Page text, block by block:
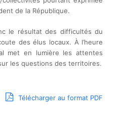
de la République.
le résultat des difficultés du
des élus locaux. À l’heure
met en lumière les attentes
les questions des territoires.
Télécharger au format PDF